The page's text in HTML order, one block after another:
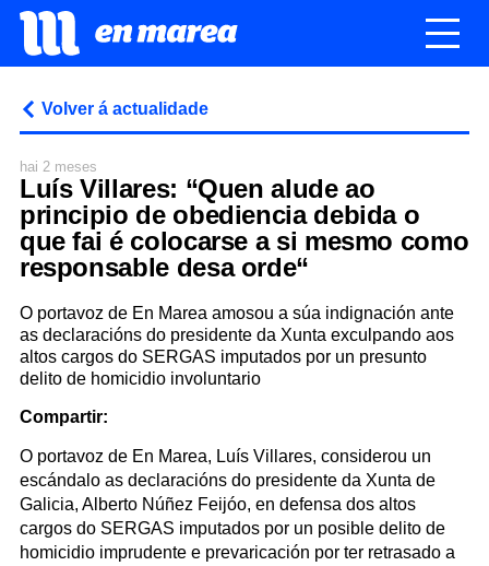
Volver á actualidade
hai 2 meses
Luís Villares: “Quen alude ao
principio de obediencia debida o
que fai é colocarse a si mesmo como
responsable desa orde“
O portavoz de En Marea amosou a súa indignación ante
as declaracións do presidente da Xunta exculpando aos
altos cargos do SERGAS imputados por un presunto
delito de homicidio involuntario
Compartir:
O portavoz de En Marea, Luís Villares, considerou un
escándalo as declaracións do presidente da Xunta de
Galicia, Alberto Núñez Feijóo, en defensa dos altos
cargos do SERGAS imputados por un posible delito de
homicidio imprudente e prevaricación por ter retrasado a